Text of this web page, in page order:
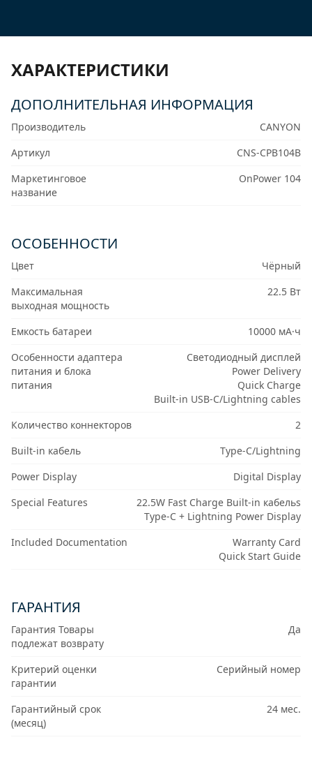
ХАРАКТЕРИСТИКИ
ДОПОЛНИТЕЛЬНАЯ ИНФОРМАЦИЯ
Производитель
CANYON
Артикул
CNS-CPB104B
Маркетинговое
название
OnPower 104
ОСОБЕННОСТИ
Цвет
Чёрный
Максимальная
выходная мощность
22.5 Вт
Емкость батареи
10000 мА·ч
Особенности адаптера
питания и блока
питания
Светодиодный дисплей
Power Delivery
Quick Charge
Built-in USB-C/Lightning cables
Количество коннекторов
2
Built-in кабель
Type-C/Lightning
Power Display
Digital Display
Special Features
22.5W Fast Charge Built-in кабельs
Type-C + Lightning Power Display
Included Documentation
Warranty Card
Quick Start Guide
ГАРАНТИЯ
Гарантия Товары
подлежат возврату
Да
Критерий оценки
гарантии
Серийный номер
Гарантийный срок
(месяц)
24 мес.